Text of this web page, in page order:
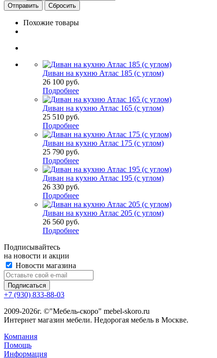
Сбросить
Похожие товары
Диван на кухню Атлас 185 (с углом)
26 100 руб.
Подробнее
Диван на кухню Атлас 165 (с углом)
25 510 руб.
Подробнее
Диван на кухню Атлас 175 (с углом)
25 790 руб.
Подробнее
Диван на кухню Атлас 195 (с углом)
26 330 руб.
Подробнее
Диван на кухню Атлас 205 (с углом)
26 560 руб.
Подробнее
Подписывайтесь
на новости и акции
Новости магазина
+7 (930) 833-88-03
2009-2026г. ©"Мебель-скоро" mebel-skoro.ru
Интернет магазин мебели. Недорогая мебель в Москве.
Компания
Помощь
Информация